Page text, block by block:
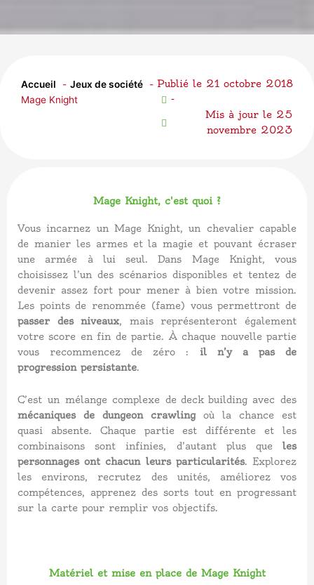
Accueil
Jeux de société
Mage Knight
Publié le 21 octobre 2018
-
Mis à jour le 25
novembre 2023
Mage Knight, c'est quoi ?
Vous incarnez un Mage Knight, un chevalier capable
de manier les armes et la magie et pouvant écraser
une armée à lui seul. Dans Mage Knight, vous
choisissez l’un des scénarios disponibles et tentez de
devenir assez fort pour mener à bien votre mission.
Les points de renommée (fame) vous permettront de
passer des niveaux, mais représenteront également
votre score en fin de partie. À chaque nouvelle partie
vous recommencez de zéro : il n’y a pas de
progression persistante.
C’est un mélange complexe de deck building avec des
mécaniques de dungeon crawlingoù la chance est
quasi absente. Chaque partie est différente et les
combinaisons sont infinies, d’autant plus que les
personnages ont chacun leurs particularités. Explorez
les environs, recrutez des unités, améliorez vos
compétences, apprenez des sorts tout en progressant
sur la carte pour remplir vos objectifs.
Matériel et mise en place de Mage Knight